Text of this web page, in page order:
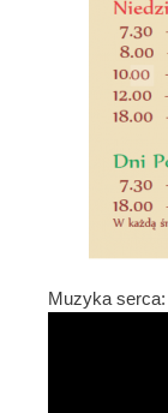
Muzyka serca: